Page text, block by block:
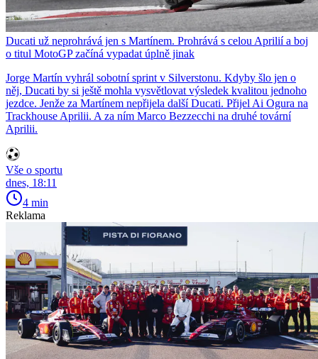
Ducati už neprohrává jen s Martínem. Prohrává s celou Aprilií a boj
o titul MotoGP začíná vypadat úplně jinak
Jorge Martín vyhrál sobotní sprint v Silverstonu. Kdyby šlo jen o
něj, Ducati by si ještě mohla vysvětlovat výsledek kvalitou jednoho
jezdce. Jenže za Martínem nepřijela další Ducati. Přijel Ai Ogura na
Trackhouse Aprilii. A za ním Marco Bezzecchi na druhé tovární
Aprilii.
Vše o sportu
dnes, 18:11
4 min
Reklama